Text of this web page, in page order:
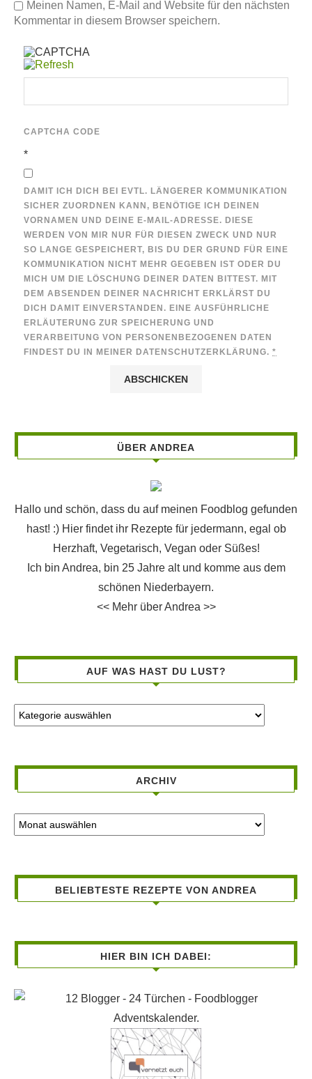
Meinen Namen, E-Mail and Website für den nächsten
Kommentar in diesem Browser speichern.
CAPTCHA CODE
*
DAMIT ICH DICH BEI EVTL. LÄNGERER KOMMUNIKATION
SICHER ZUORDNEN KANN, BENÖTIGE ICH DEINEN
VORNAMEN UND DEINE E-MAIL-ADRESSE. DIESE
WERDEN VON MIR NUR FÜR DIESEN ZWECK UND NUR
SO LANGE GESPEICHERT, BIS DU DER GRUND FÜR EINE
KOMMUNIKATION NICHT MEHR GEGEBEN IST ODER DU
MICH UM DIE LÖSCHUNG DEINER DATEN BITTEST. MIT
DEM ABSENDEN DEINER NACHRICHT ERKLÄRST DU
DICH DAMIT EINVERSTANDEN. EINE AUSFÜHRLICHE
ERLÄUTERUNG ZUR SPEICHERUNG UND
VERARBEITUNG VON PERSONENBEZOGENEN DATEN
FINDEST DU IN MEINER DATENSCHUTZERKLÄRUNG. *
ÜBER ANDREA
Hallo und schön, dass du auf meinen Foodblog gefunden
hast! :) Hier findet ihr Rezepte für jedermann, egal ob
Herzhaft, Vegetarisch, Vegan oder Süßes!
Ich bin Andrea, bin 25 Jahre alt und komme aus dem
schönen Niederbayern.
<< Mehr über Andrea >>
AUF WAS HAST DU LUST?
ARCHIV
BELIEBTESTE REZEPTE VON ANDREA
HIER BIN ICH DABEI: